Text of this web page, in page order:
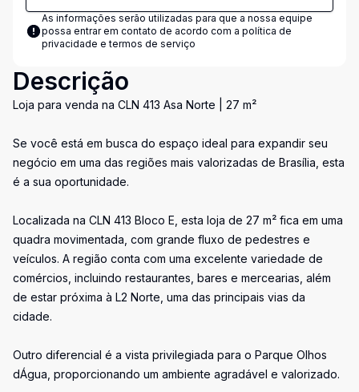
As informações serão utilizadas para que a nossa equipe
possa entrar em contato de acordo com a política de
privacidade e termos de serviço
Descrição
Loja para venda na CLN 413 Asa Norte | 27 m²
Se você está em busca do espaço ideal para expandir seu
negócio em uma das regiões mais valorizadas de Brasília, esta
é a sua oportunidade.
Localizada na CLN 413 Bloco E, esta loja de 27 m² fica em uma
quadra movimentada, com grande fluxo de pedestres e
veículos. A região conta com uma excelente variedade de
comércios, incluindo restaurantes, bares e mercearias, além
de estar próxima à L2 Norte, uma das principais vias da
cidade.
Outro diferencial é a vista privilegiada para o Parque Olhos
dÁgua, proporcionando um ambiente agradável e valorizado.